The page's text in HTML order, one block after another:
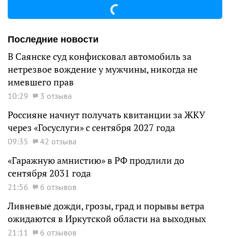
Последние новости
В Саянске суд конфисковал автомобиль за
нетрезвое вождение у мужчины, никогда не
имевшего прав
10:29 3 отзыва
Россияне начнут получать квитанции за ЖКУ
через «Госуслуги» с сентября 2027 года
09:35 42 отзыва
«Гаражную амнистию» в РФ продлили до
сентября 2031 года
21:56 6 отзывов
Ливневые дожди, грозы, град и порывы ветра
ожидаются в Иркутской области на выходных
21:11
6 отзывов